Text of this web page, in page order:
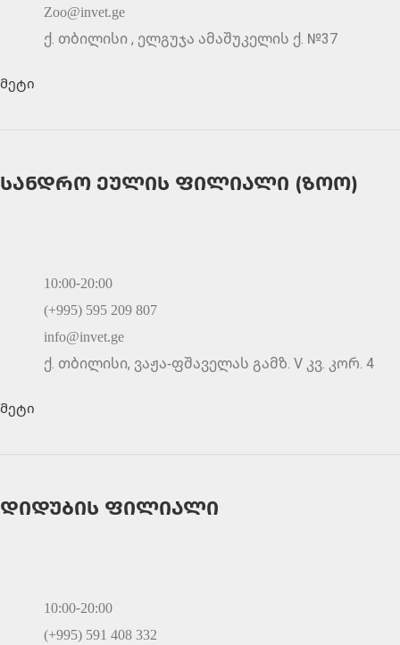
Zoo@invet.ge
ქ. თბილისი , ელგუჯა ამაშუკელის ქ. №37
მეტი
სანდრო ეულის ფილიალი (ზოო)
10:00-20:00
(+995) 595 209 807
info@invet.ge
ქ. თბილისი, ვაჟა-ფშაველას გამზ. V კვ. კორ. 4
მეტი
დიდუბის ფილიალი
10:00-20:00
(+995) 591 408 332